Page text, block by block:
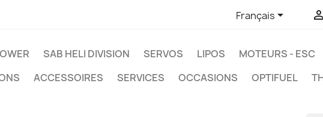
Français 
SAB HELI DIVISION SERVOS LIPOS MOTEURS - ESC
ACCESSOIRES SERVICES OCCASIONS OPTIFUEL